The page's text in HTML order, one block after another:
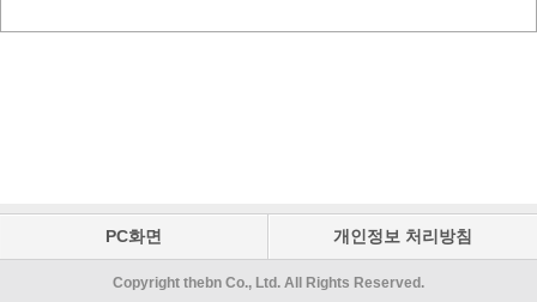
PC화면 개인정보 처리방침
Copyright thebn Co., Ltd. All Rights Reserved.